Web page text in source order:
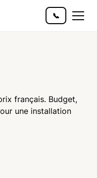
📞
français. Budget,
une installation